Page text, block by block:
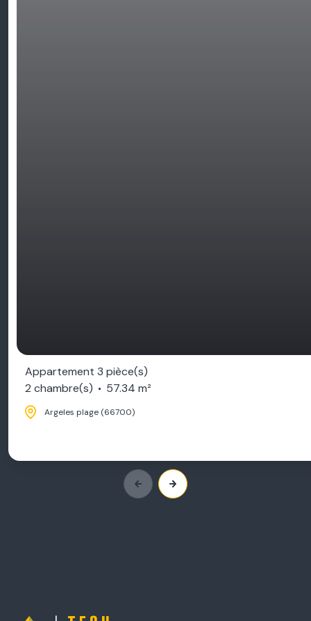
Appartement 3 pièce(s)
2 chambre(s)
57.34 m²
Argeles plage (66700)